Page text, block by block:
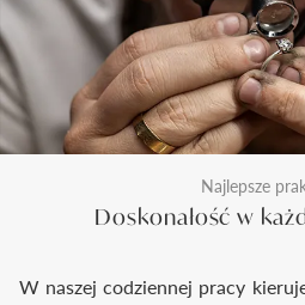
Najlepsze
Doskonałość w
W naszej codziennej pracy